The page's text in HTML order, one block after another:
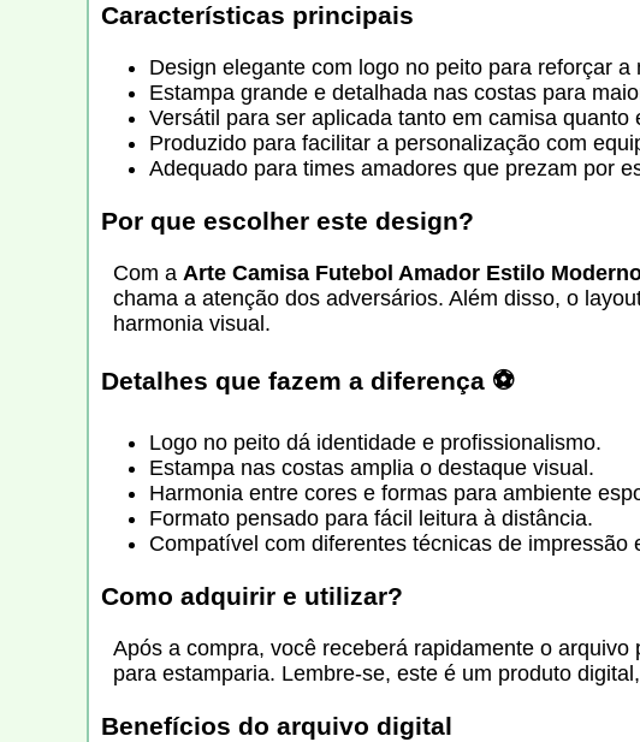
Características principais
Design elegante com logo no peito para reforçar a
Estampa grande e detalhada nas costas para
Versátil para ser aplicada tanto em camisa
Produzido para facilitar a personalização com
Adequado para times amadores que prezam por
Por que escolher este design?
Com a Arte Camisa Futebol Amador Estilo
chama a atenção dos adversários. Além disso, o
harmonia visual.
Detalhes que fazem a diferença ⚽
Logo no peito dá identidade e profissionalismo.
Estampa nas costas amplia o destaque visual.
Harmonia entre cores e formas para ambiente
Formato pensado para fácil leitura à distância.
Compatível com diferentes técnicas de impressão
Como adquirir e utilizar?
Após a compra, você receberá rapidamente o
para estamparia. Lembre-se, este é um produto
Benefícios do arquivo digital